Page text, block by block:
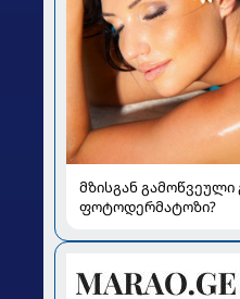
მზისგან
ფოტოდერმატოზი?